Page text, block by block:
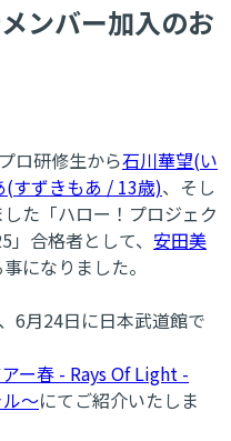
ンバー加入のお
ロ研修生から石川華望(い
(すずきもあ / 13歳)、そし
た「ハロー！プロジェク
合格者として、 安田美
になりました。
6月24日に日本武道館で
ー春 - Rays Of Light -
〜にてご紹介いたしま